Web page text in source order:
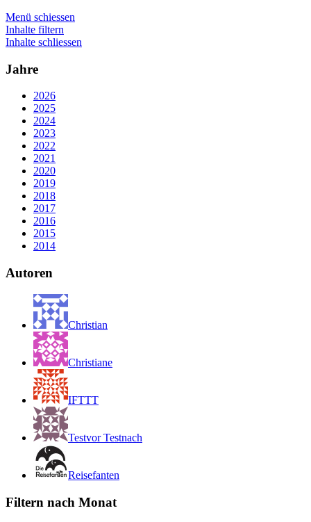
Menü schiessen
Inhalte filtern
Inhalte schliessen
Jahre
2026
2025
2024
2023
2022
2021
2020
2019
2018
2017
2016
2015
2014
Autoren
Christian
Christiane
IFTTT
Testvor Testnach
Reisefanten
Filtern nach Monat